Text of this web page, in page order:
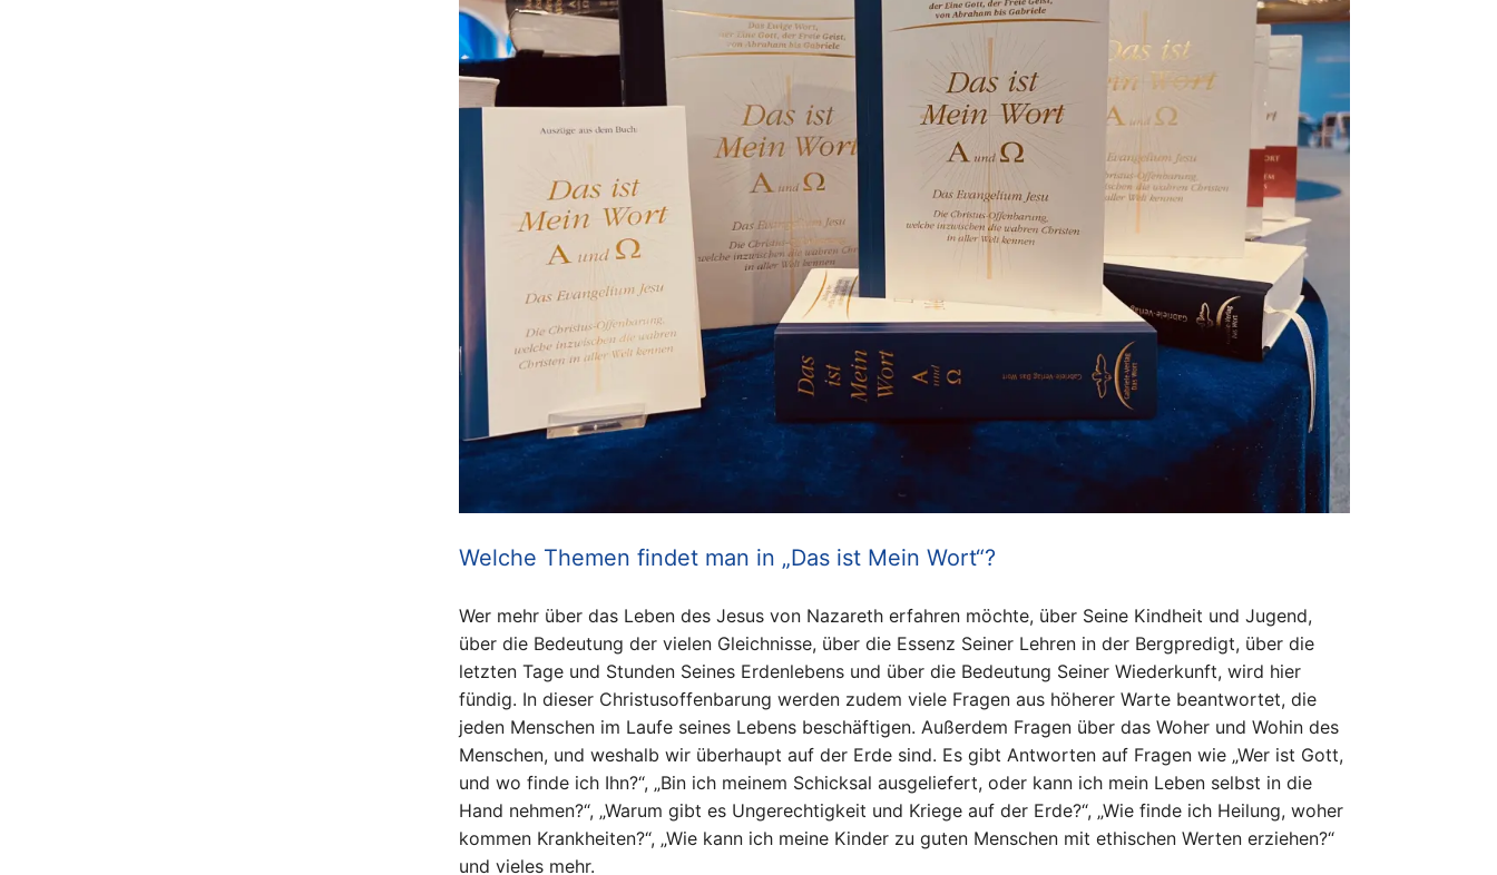
Welche Themen findet man in „Das ist Mein Wort“?
Wer mehr über das Leben des Jesus von Nazareth erfahren möchte, über Seine Kindheit und Jugend,
über die Bedeutung der vielen Gleichnisse, über die Essenz Seiner Lehren in der Bergpredigt, über die
letzten Tage und Stunden Seines Erdenlebens und über die Bedeutung Seiner Wiederkunft, wird hier
fündig. In dieser Christusoffenbarung werden zudem viele Fragen aus höherer Warte beantwortet, die
jeden Menschen im Laufe seines Lebens beschäftigen. Außerdem Fragen über das Woher und Wohin des
Menschen, und weshalb wir überhaupt auf der Erde sind. Es gibt Antworten auf Fragen wie „Wer ist Gott,
und wo finde ich Ihn?“, „Bin ich meinem Schicksal ausgeliefert, oder kann ich mein Leben selbst in die
Hand nehmen?“, „Warum gibt es Ungerechtigkeit und Kriege auf der Erde?“, „Wie finde ich Heilung, woher
kommen Krankheiten?“, „Wie kann ich meine Kinder zu guten Menschen mit ethischen Werten erziehen?“
und vieles mehr.